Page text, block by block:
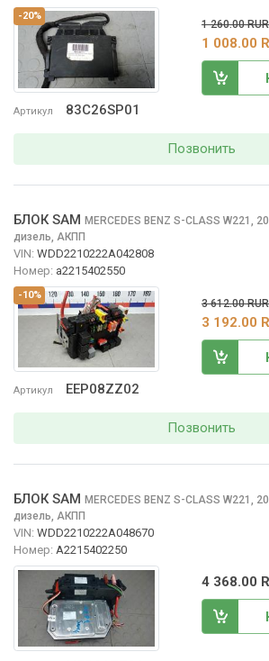
-20%
Артикул 83C26SP01
1 260.00 RUR
1 008.00
Позвонить
-10%
Артикул EEP08ZZ02
БЛОК SAM MERCEDES BENZ S-CLASS W221,
дизель, АКПП
VIN: WDD2210222A042808
Номер: a2215402550
3 612.00 RUR
3 192.00
Позвонить
БЛОК SAM MERCEDES BENZ S-CLASS W221,
дизель, АКПП
VIN: WDD2210222A048670
Номер: A2215402250
4 368.00